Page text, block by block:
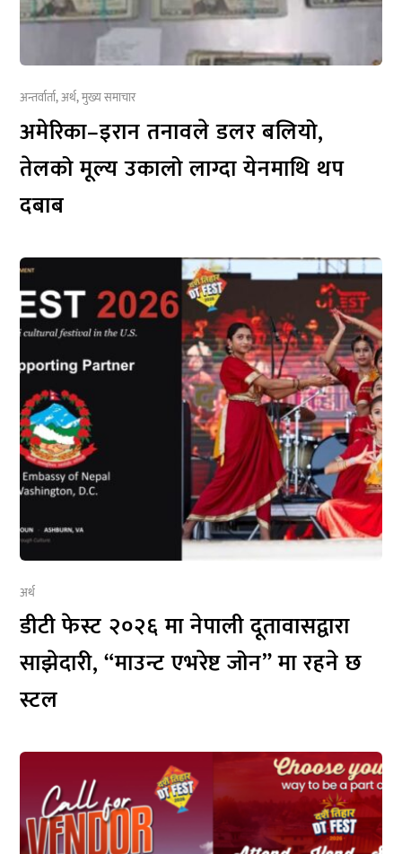
अन्तर्वार्ता,अर्थ,मुख्य समाचार
अमेरिका–इरान तनावले डलर बलियो,
तेलको मूल्य उकालो लाग्दा येनमाथि थप
दबाब
अर्थ
डीटी फेस्ट २०२६ मा नेपाली दूतावासद्वारा
साझेदारी, “माउन्ट एभरेष्ट जोन” मा रहने छ
स्टल